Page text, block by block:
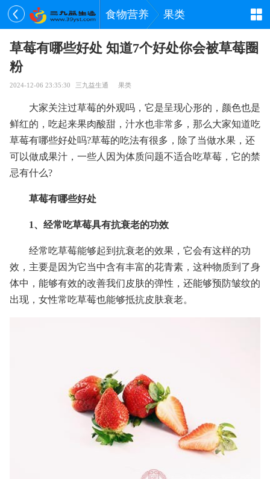
食物营养 果类
草莓有哪些好处 知道7个好处你会被草莓圈
粉
2024-12-06 23:35:30 三九益生通 果类
大家关注过草莓的外观吗，它是呈现心形的，颜色也是
鲜红的，吃起来果肉酸甜，汁水也非常多，那么大家知道吃
草莓有哪些好处吗?草莓的吃法有很多，除了当做水果，还
可以做成果汁，一些人因为体质问题不适合吃草莓，它的禁
忌有什么?
草莓有哪些好处
1、经常吃草莓具有抗衰老的功效
经常吃草莓能够起到抗衰老的效果，它会有这样的功
效，主要是因为它当中含有丰富的花青素，这种物质到了身
体中，能够有效的改善我们皮肤的弹性，还能够预防皱纹的
出现，女性常吃草莓也能够抵抗皮肤衰老。